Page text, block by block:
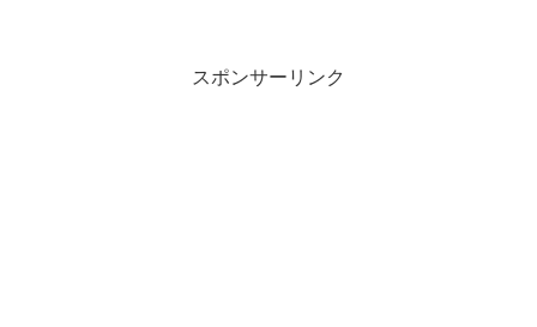
スポンサーリンク